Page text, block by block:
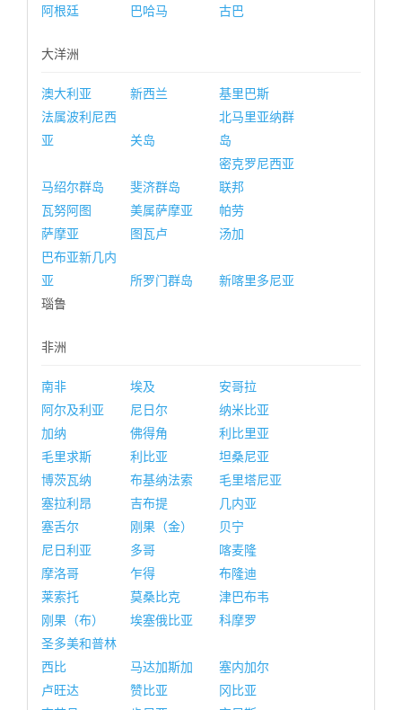
阿根廷
巴哈马 古巴
大洋洲
澳大利亚 新西兰
基里巴斯
法属波利尼西
亚
关岛
北马里亚纳群
岛
马绍尔群岛 斐济群岛
密克罗尼西亚
联邦
瓦努阿图
美属萨摩亚
帕劳
萨摩亚
图瓦卢
汤加
巴布亚新几内
亚
所罗门群岛
新喀里多尼亚
瑙鲁
非洲
南非 埃及
安哥拉
阿尔及利亚
尼日尔
纳米比亚
加纳
佛得角
利比里亚
毛里求斯
利比亚
坦桑尼亚
博茨瓦纳
布基纳法索
毛里塔尼亚
塞拉利昂
吉布提
几内亚
塞舌尔
刚果（金）
贝宁
尼日利亚
多哥
喀麦隆
摩洛哥
乍得
布隆迪
莱索托
莫桑比克
津巴布韦
刚果（布）
埃塞俄比亚
科摩罗
圣多美和普林
西比
马达加斯加
塞内加尔
卢旺达
赞比亚
冈比亚